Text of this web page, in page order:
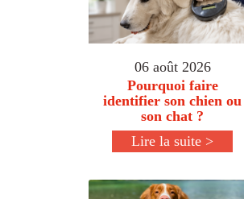
06 août 2026
Pourquoi faire
identifier son chien ou
son chat ?
Lire la suite >